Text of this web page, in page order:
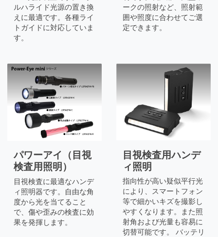
ルハライド光源の置き換
えに最適です。各種ライ
トガイドに対応していま
す。
ークの照射など、照射範
囲や照度に合わせてご選
定できます。
パワーアイ（目視
検査用照明）
目視検査に最適なハンデ
ィ照明器です。自由な角
度から光を当てること
で、傷や歪みの検査に効
果を発揮します。
目視検査用ハンデ
ィ照明
指向性が高い疑似平行光
により、スマートフォン
等で細かいキズを撮影し
やすくなります。また照
射角および光量も容易に
切替可能です。 バッテリ